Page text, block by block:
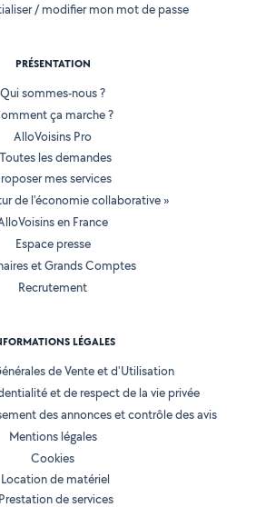
/ modifier mon mot de passe
PRÉSENTATION
Qui sommes-nous ?
ça marche ?
AlloVoisins Pro
Toutes les demandes
mes services
de l'économie collaborative »
en France
Espace presse
et Grands Comptes
Recrutement
LÉGALES
de Vente et d'Utilisation
et de respect de la vie privée
des annonces et contrôle des avis
Mentions légales
Cookies
Location de matériel
Prestation de services